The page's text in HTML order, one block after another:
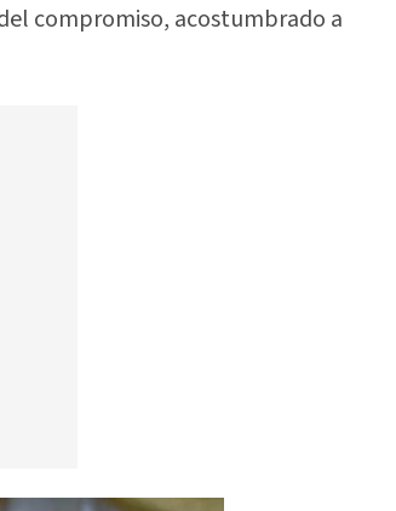
compromiso, acostumbrado a